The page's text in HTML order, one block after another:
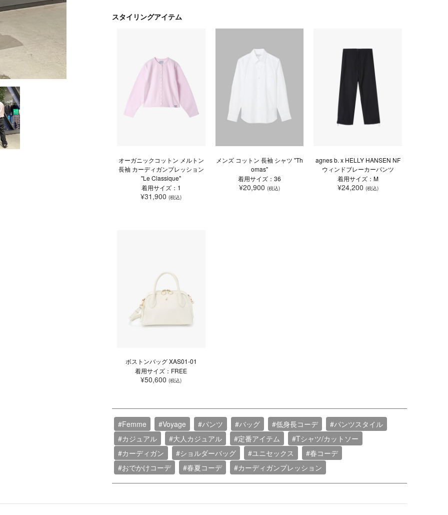
スタイリングアイテム
オーガニックコットン メルトン
長袖 カーディガンプレッション
"Le Classique"
着用サイズ：1
¥31,900(税込)
メンズ コットン 長袖 シャツ "Th
omas"
着用サイズ：36
¥20,900 (税込)
agnes b. x HELLY HANSEN NF
ウィンドブレーカーパンツ
着用サイズ：M
¥24,200 (税込)
ボストンバッグ XAS01-01
着用サイズ：FREE
¥50,600(税込)
#Femme #Voyage #パンツ #バッグ #低身長コーデ
#パンツスタイル
#カジュアル
#大人カジュアル #定番アイテム
#Tシャツ/カットソー
#カーディガン
#ショルダーバッグ #ユニセックス
#春コーデ
#おでかけコーデ
#春夏コーデ #カーディガンプレッション